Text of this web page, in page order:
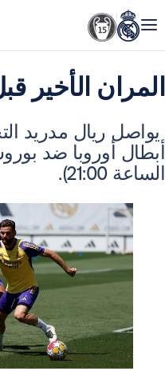
الأخير قبل
مدريد
ضد بوروسيا